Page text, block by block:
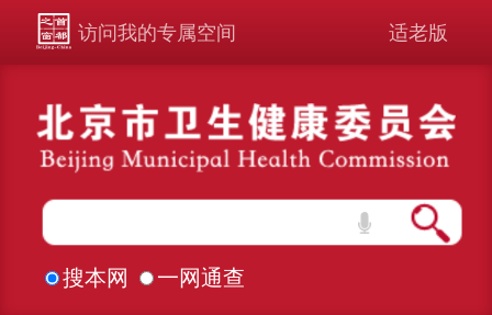
访问我的专属空间 适老版
搜本网 一网通查